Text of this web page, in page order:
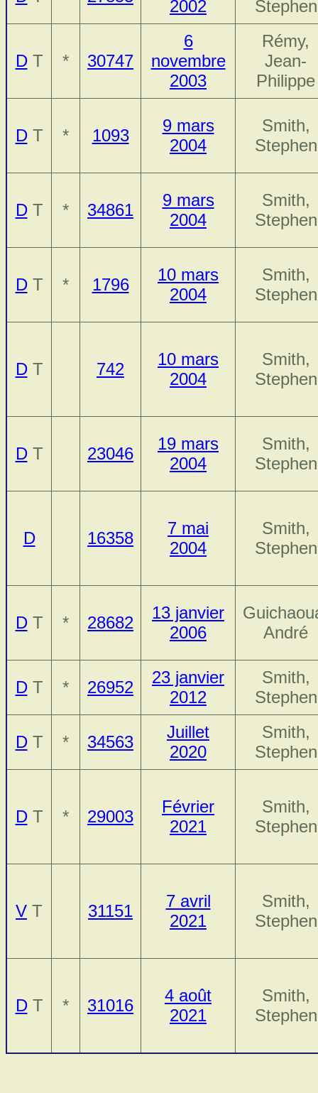
2002 Stephen
DT * 30747
6
novembre
2003
Rémy,
Jean-
Philippe
DT * 1093
9 mars
2004
Smith,
Stephen
DT * 34861
9 mars
2004
Smith,
Stephen
DT * 1796
10 mars
2004
Smith,
Stephen
DT 742
10 mars
2004
Smith,
Stephen
DT 23046
19 mars
2004
Smith,
Stephen
D 16358
7 mai
2004
Smith,
Stephen
DT * 28682
13 janvier
2006
André
DT * 26952
23 janvier
2012
Smith,
Stephen
DT * 34563
Juillet
2020
Smith,
Stephen
DT * 29003
Février
2021
Smith,
Stephen
V T 31151
7 avril
2021
Smith,
Stephen
DT * 31016
4 août
2021
Smith,
Stephen